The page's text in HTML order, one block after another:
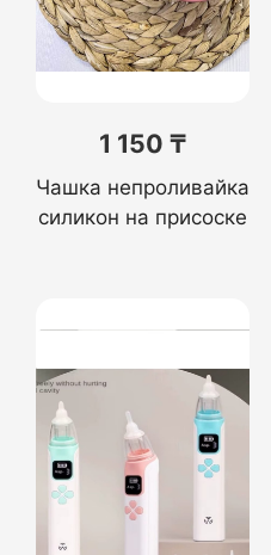
1 150 ₸
Чашка непроливайка
силикон на присоске